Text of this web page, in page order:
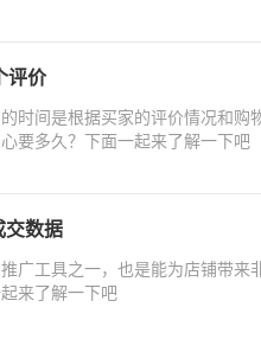
评价
时间是根据买家的评价情况和购
要多久？下面一起来了解一下吧
交数据
广工具之一，也是能为店铺带来
来了解一下吧